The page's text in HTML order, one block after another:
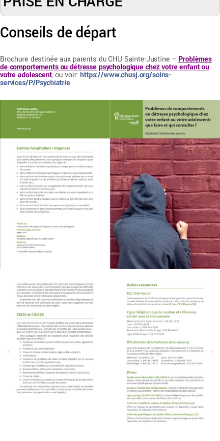
Conseils de départ
Brochure destinée aux parents du CHU Sainte-Justine – Problèmes
de comportements ou détresse psychologique chez votre enfant ou
votre adolescent, ou voir:https://www.chusj.org/soins-
services/P/Psychiatrie